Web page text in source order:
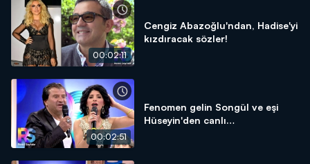
00:02:11
Cengiz Abazoğlu'ndan, Hadise'yi
kızdıracak sözler!
00:02:51
Fenomen gelin Songül ve eşi
Hüseyin'den canlı